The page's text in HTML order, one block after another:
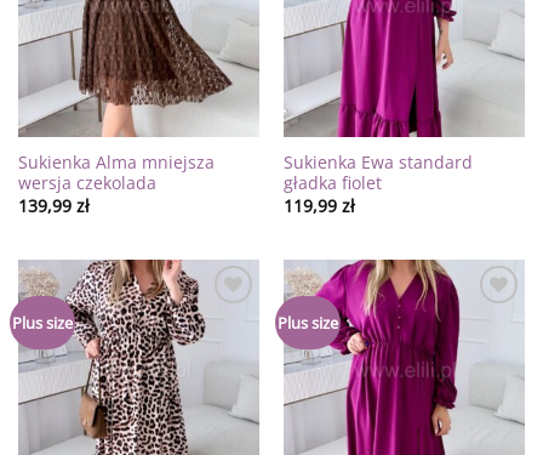
Sukienka Alma mniejsza
wersja czekolada
139,99 zł
Sukienka Ewa standard
gładka fiolet
119,99 zł
Plus size Plus size